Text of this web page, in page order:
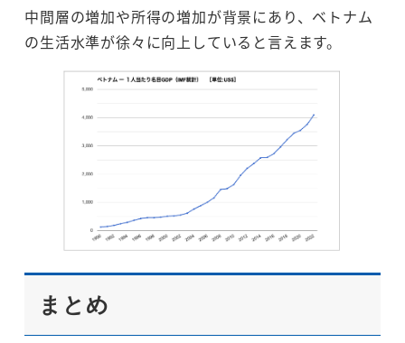
中間層の増加や所得の増加が背景にあり、ベトナム
の生活水準が徐々に向上していると言えます。
まとめ